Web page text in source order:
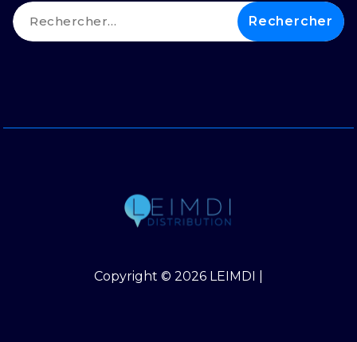
Rechercher :
Copyright © 2026 LEIMDI |